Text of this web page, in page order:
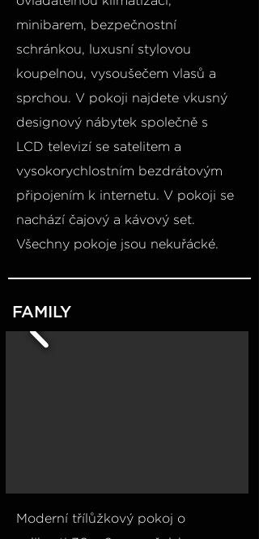
minibarem, bezpečnostní
schránkou, luxusní stylovou
koupelnou, vysoušečem vlasů a
sprchou. V pokoji najdete vkusný
designový nábytek společně s
LCD televizí se satelitem a
vysokorychlostním bezdrátovým
připojením k internetu. V pokoji se
nachází čajový a kávový set.
Všechny pokoje jsou nekuřácké.
FAMILY
Moderní třílůžkový pokoj o